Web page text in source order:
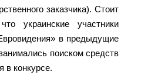
заказчика). Стоит
украинские участники
в предыдущие
поиском средств
в конкурсе.